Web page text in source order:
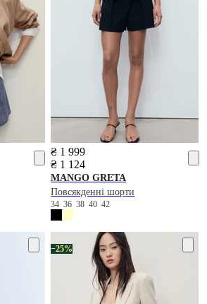
₴ 1 999
₴ 1 124
MANGO GRETA
Повсякденні шорти
3436384042
−25%